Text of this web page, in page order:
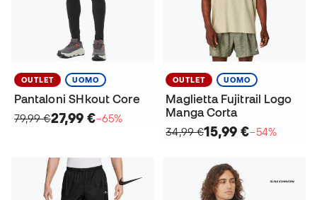
OUTLET UOMO
Pantaloni SHkout Core
79,99 €27,99 €−65%
OUTLET UOMO
Maglietta Fujitrail Logo
Manga Corta
34,99 €15,99 €−54%